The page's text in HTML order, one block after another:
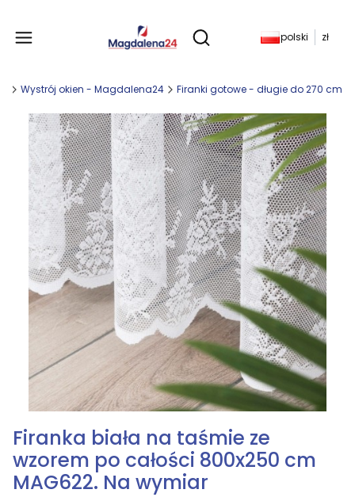
Otwórz wyszukiwarkę
Produkty w
polski zł
Wystrój okien - Magdalena24 Firanki gotowe - długie do 270 cm
Firanka biała na taśmie ze
wzorem po całości 800x250 cm
MAG622. Na wymiar